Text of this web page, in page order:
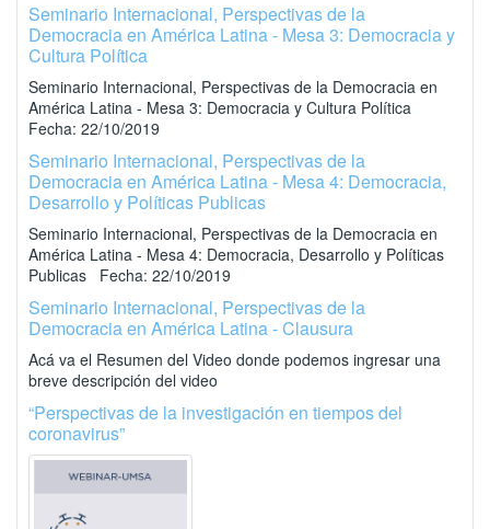
Seminario Internacional, Perspectivas de la
Democracia en América Latina - Mesa 3: Democracia y
Cultura Política
Seminario Internacional, Perspectivas de la Democracia en
América Latina - Mesa 3: Democracia y Cultura Política
Fecha: 22/10/2019
Seminario Internacional, Perspectivas de la
Democracia en América Latina - Mesa 4: Democracia,
Desarrollo y Políticas Publicas
Seminario Internacional, Perspectivas de la Democracia en
América Latina - Mesa 4: Democracia, Desarrollo y Políticas
Publicas Fecha: 22/10/2019
Seminario Internacional, Perspectivas de la
Democracia en América Latina - Clausura
Acá va el Resumen del Video donde podemos ingresar una
breve descripción del video
“Perspectivas de la investigación en tiempos del
coronavirus”